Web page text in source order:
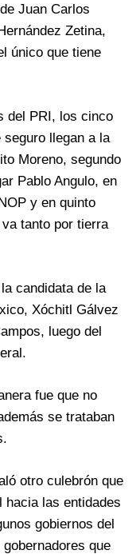
Juan Carlos
Zetina,
único que tiene
del PRI, los cinco
llegan a la
Moreno, segundo
Pablo Angulo, en
y en quinto
tanto por tierra
candidata de la
Xóchitl Gálvez
luego del
fue que no
se trataban
otro culebrón que
hacia las entidades
gobiernos del
que